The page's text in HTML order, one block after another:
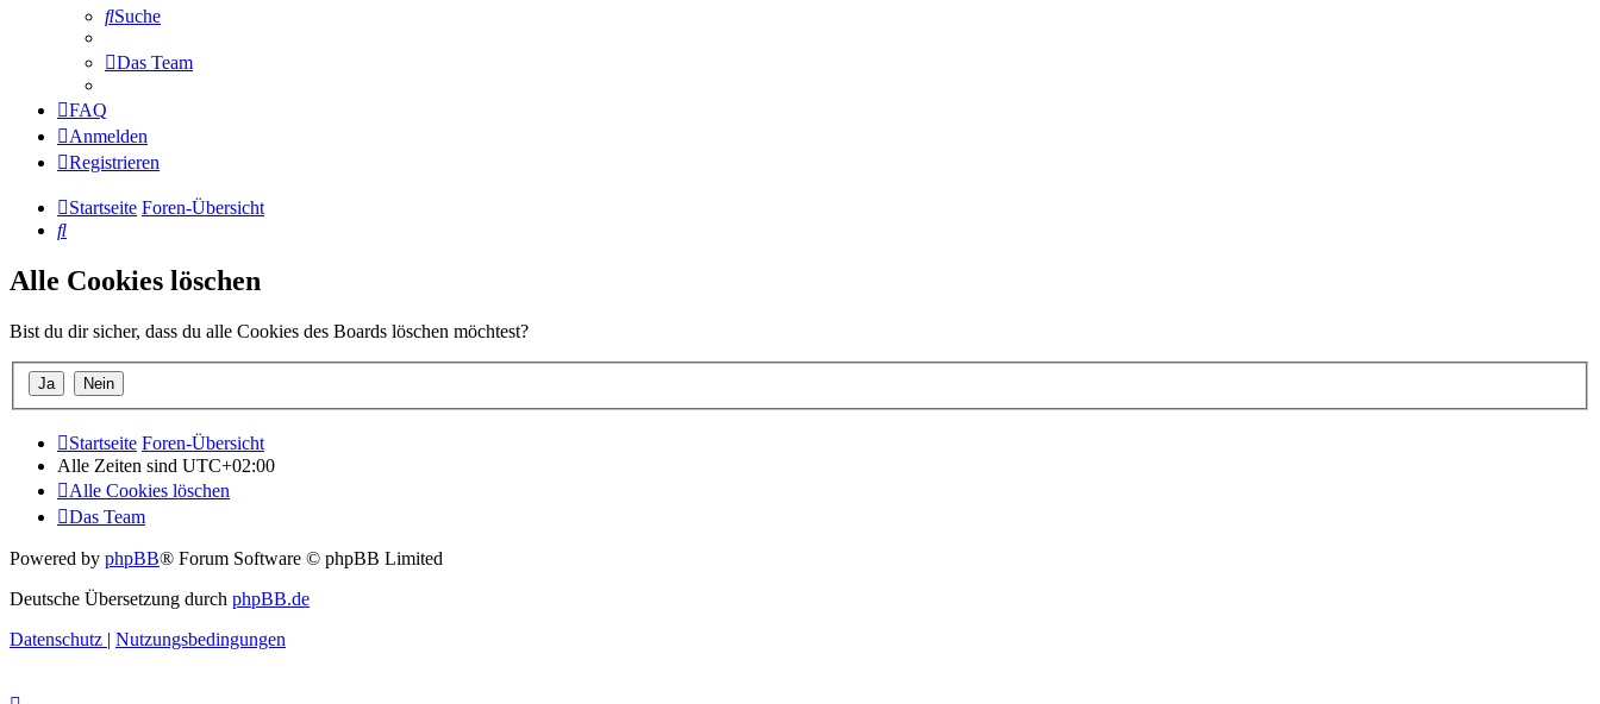
Suche
Das Team
FAQ
Anmelden
Registrieren
Startseite Foren-Übersicht
Suche
Alle Cookies löschen
Bist du dir sicher, dass du alle Cookies des Boards löschen möchtest?
Startseite Foren-Übersicht
Alle Zeiten sind UTC+02:00
Alle Cookies löschen
Das Team
Powered by phpBB® Forum Software © phpBB Limited
Deutsche Übersetzung durch phpBB.de
Datenschutz | Nutzungsbedingungen